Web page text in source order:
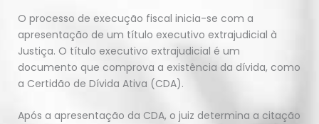
O processo de execução fiscal inicia-se com a
apresentação de um título executivo extrajudicial à
Justiça. O título executivo extrajudicial é um
documento que comprova a existência da dívida, como
a Certidão de Dívida Ativa (CDA).
Após a apresentação da CDA, o juiz determina a citação